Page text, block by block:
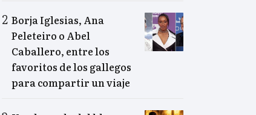
Borja Iglesias, Ana
Peleteiro o Abel
Caballero, entre los
favoritos de los gallegos
para compartir un viaje